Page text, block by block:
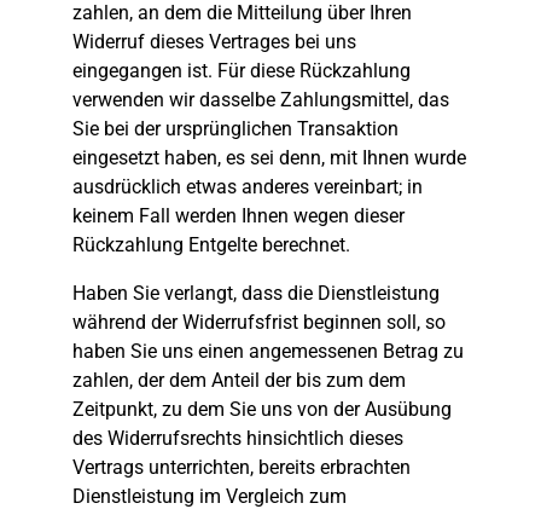
zahlen, an dem die Mitteilung über Ihren
Widerruf dieses Vertrages bei uns
eingegangen ist. Für diese Rückzahlung
verwenden wir dasselbe Zahlungsmittel, das
Sie bei der ursprünglichen Transaktion
eingesetzt haben, es sei denn, mit Ihnen wurde
ausdrücklich etwas anderes vereinbart; in
keinem Fall werden Ihnen wegen dieser
Rückzahlung Entgelte berechnet.
Haben Sie verlangt, dass die Dienstleistung
während der Widerrufsfrist beginnen soll, so
haben Sie uns einen angemessenen Betrag zu
zahlen, der dem Anteil der bis zum dem
Zeitpunkt, zu dem Sie uns von der Ausübung
des Widerrufsrechts hinsichtlich dieses
Vertrags unterrichten, bereits erbrachten
Dienstleistung im Vergleich zum